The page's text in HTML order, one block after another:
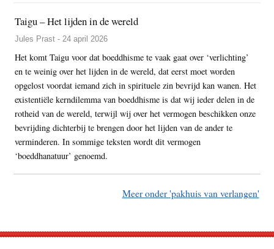
Taigu – Het lijden in de wereld
Jules Prast - 24 april 2026
Het komt Taigu voor dat boeddhisme te vaak gaat over ‘verlichting’
en te weinig over het lijden in de wereld, dat eerst moet worden
opgelost voordat iemand zich in spirituele zin bevrijd kan wanen. Het
existentiële kerndilemma van boeddhisme is dat wij ieder delen in de
rotheid van de wereld, terwijl wij over het vermogen beschikken onze
bevrijding dichterbij te brengen door het lijden van de ander te
verminderen. In sommige teksten wordt dit vermogen
‘boeddhanatuur’ genoemd.
Meer onder 'pakhuis van verlangen'